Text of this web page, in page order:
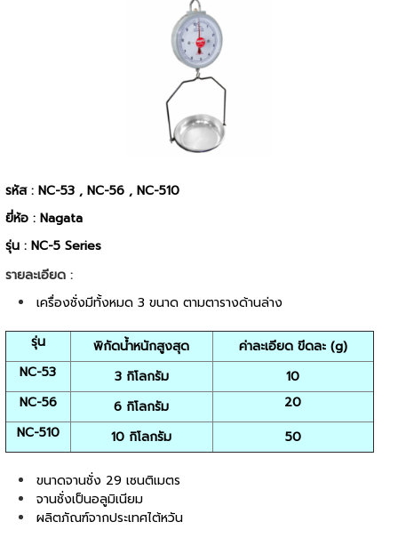
รหัส : NC-53 , NC-56 , NC-510
ยี่ห้อ : Nagata
รุ่น : NC-5 Series
รายละเอียด :
เครื่องชั่งมีทั้งหมด 3 ขนาด ตามตารางด้านล่าง
รุ่น พิกัดน้ำหนักสูงสุด
ค่าละเอียด ขีดละ (g)
NC-53
3 กิโลกรัม
10
NC-56
6 กิโลกรัม
20
NC-510
10 กิโลกรัม 50
ขนาดจานชั่ง 29 เซนติเมตร
จานชั่งเป็นอลูมิเนียม
ผลิตภัณฑ์จากประเทศไต้หวัน